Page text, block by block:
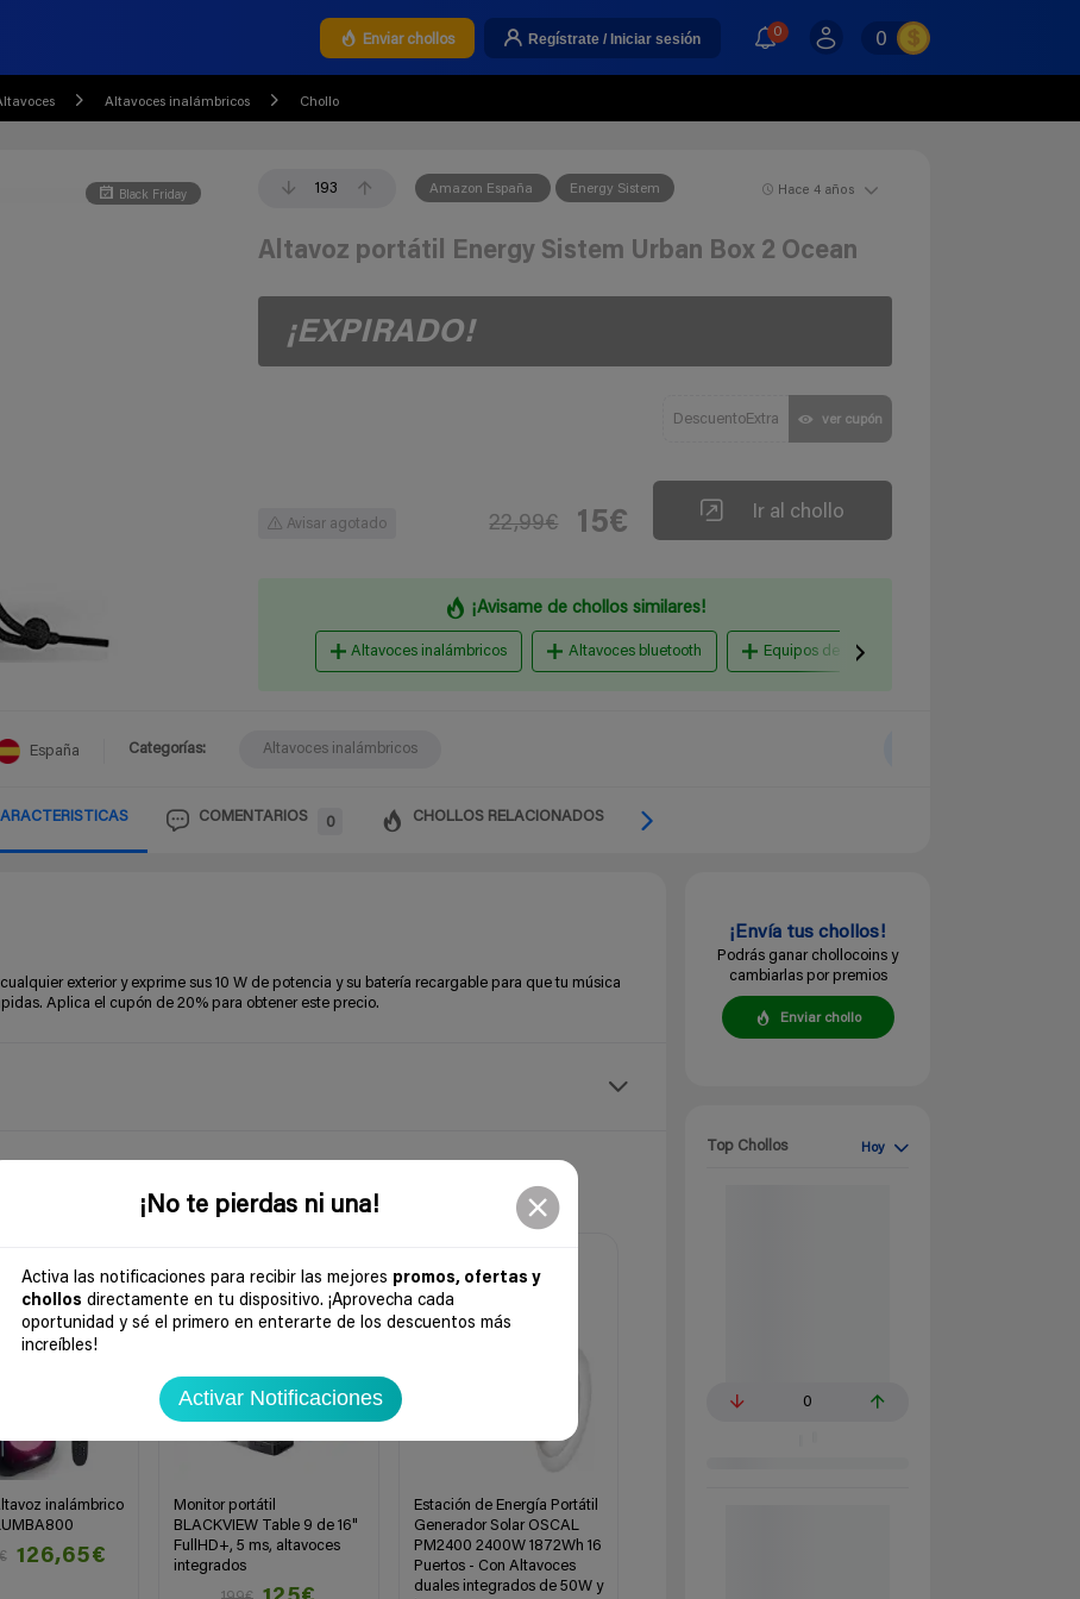
¡No te pierdas ni una!
Activa las notificaciones para recibir las mejores promos, ofertas y
chollos directamente en tu dispositivo. ¡Aprovecha cada
oportunidad y sé el primero en enterarte de los descuentos más
increíbles!
Activar Notificaciones
Enviar chollos Regístrate / Iniciar sesión 0 0
Altavoces inalámbricos Chollo
Black Friday 193 Amazon España Energy Sistem Hace 4 años
Altavoz portátil Energy Sistem Urban Box 2 Ocean
¡EXPIRADO!
DescuentoExtra ver cupón
Avisar agotado 22,99€ 15€ Ir al chollo
¡Avisame de chollos similares!
Altavoces inalámbricos Altavoces bluetooth Equipos de altavoces
España Categorías: Altavoces inalámbricos
COMENTARIOS 0 CHOLLOS RELACIONADOS
exterior y exprime sus 10 W de potencia y su batería recargable para que tu música
Aplica el cupón de 20% para obtener este precio.
inalámbrico
126,65€
Monitor portátil
BLACKVIEW Table 9 de 16"
FullHD+, 5 ms, altavoces
integrados
Estación de Energía Portátil
Generador Solar OSCAL
PM2400 2400W 1872Wh 16
Puertos - Con Altavoces
duales integrados de 50W y
¡Envía tus chollos!
Podrás ganar chollocoins y
cambiarlas por premios
Enviar chollo
Top Chollos Hoy
0